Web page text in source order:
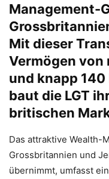
Management-
Mit dieser
Vermögen von
und knapp
baut die LGT
britischen
Das attraktive Wealth-
Grossbritannien und
übernimmt, umfasst